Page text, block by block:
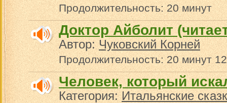
Продолжительность: 20 минут
Доктор Айболит
Автор:Чуковский Корней
Продолжительность: 20 минут
Человек, который
Категория:Итальянские